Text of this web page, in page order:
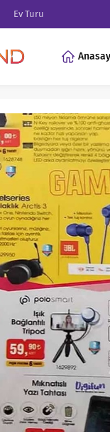
Ev Turu